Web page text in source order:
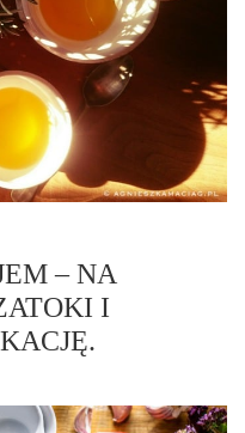
– NA
I